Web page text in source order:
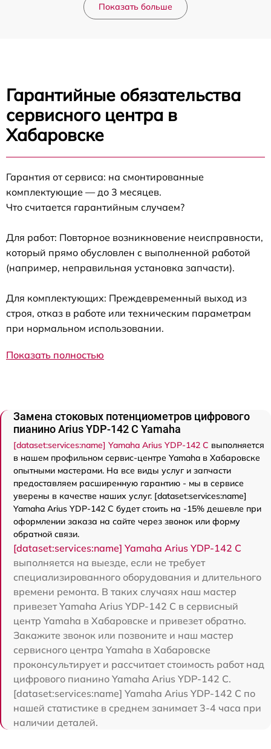
Показать больше
Гарантийные обязательства
сервисного центра в
Хабаровске
Гарантия от сервиса: на смонтированные
комплектующие — до 3 месяцев.
Что считается гарантийным случаем?
Для работ: Повторное возникновение неисправности,
который прямо обусловлен с выполненной работой
(например, неправильная установка запчасти).
Для комплектующих: Преждевременный выход из
строя, отказ в работе или техническим параметрам
при нормальном использовании.
Показать полностью
Замена стоковых потенциометров цифрового
пианино Arius YDP-142 C Yamaha
[dataset:services:name] Yamaha Arius YDP-142 C выполняется
в нашем профильном сервис-центре Yamaha в Хабаровске
опытными мастерами. На все виды услуг и запчасти
предоставляем расширенную гарантию - мы в сервисе
уверены в качестве наших услуг. [dataset:services:name]
Yamaha Arius YDP-142 C будет стоить на -15% дешевле при
оформлении заказа на сайте через звонок или форму
обратной связи.
[dataset:services:name] Yamaha Arius YDP-142 C
выполняется на выезде, если не требует
специализированного оборудования и длительного
времени ремонта. В таких случаях наш мастер
привезет Yamaha Arius YDP-142 C в сервисный
центр Yamaha в Хабаровске и привезет обратно.
Закажите звонок или позвоните и наш мастер
сервисного центра Yamaha в Хабаровске
проконсультирует и рассчитает стоимость работ над
цифрового пианино Yamaha Arius YDP-142 C.
[dataset:services:name] Yamaha Arius YDP-142 C по
нашей статистике в среднем занимает 3-4 часа при
наличии деталей.